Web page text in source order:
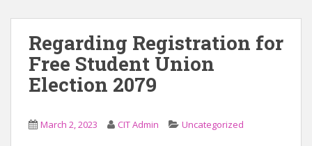
Regarding Registration for
Free Student Union
Election 2079
March 2, 2023 CIT Admin Uncategorized